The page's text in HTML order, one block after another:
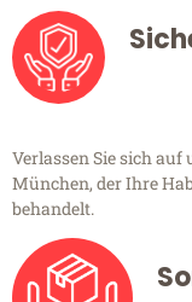
Verlassen Sie sich
München, der Ihre
behandelt.